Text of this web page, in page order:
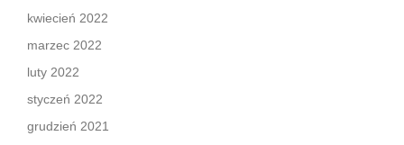
kwiecień 2022
marzec 2022
luty 2022
styczeń 2022
grudzień 2021